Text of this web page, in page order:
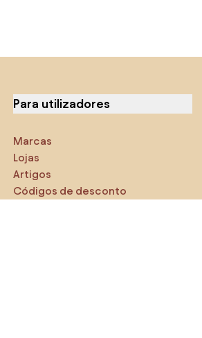
Para utilizadores
Marcas
Lojas
Artigos
Códigos de desconto